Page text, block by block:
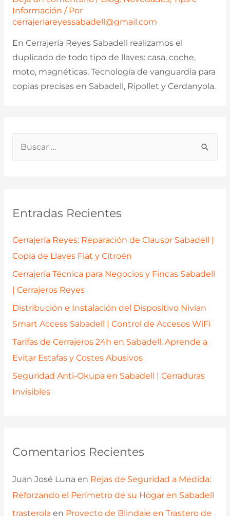
p
o
:
Entradas Recientes
Cerrajería Reyes: Reparación de Clausor Sabadell |
Copia de Llaves Fiat y Citroën
Cerrajería Técnica para Negocios y Fincas Sabadell
| Cerrajeros Reyes
Distribución e Instalación del Dispositivo Nivian
Smart Access Sabadell | Control de Accesos WiFi
Tarifas de Cerrajeros 24h en Sabadell. Aprende a
Evitar Estafas y Costes Abusivos
Seguridad Anti-Okupa en Sabadell | Cerraduras
Invisibles
Comentarios Recientes
Juan José Luna en Rejas de Seguridad a Medida:
Reforzando el Perímetro de su Hogar en Sabadell
trasterola en Proyecto de Blindaje en Trastero de
Información / Por
cerrajeriareyessabadell@gmail.com
En Cerrajería Reyes Sabadell realizamos el
duplicado de todo tipo de llaves: casa, coche,
moto, magnéticas. Tecnología de vanguardia para
copias precisas en Sabadell, Ripollet y Cerdanyola.